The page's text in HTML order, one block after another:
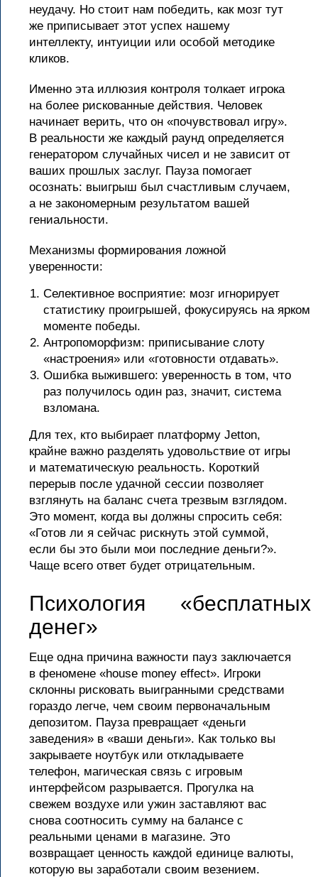
неудачу. Но стоит нам победить, как мозг тут
же приписывает этот успех нашему
интеллекту, интуиции или особой методике
кликов.
Именно эта иллюзия контроля толкает игрока
на более рискованные действия. Человек
начинает верить, что он «почувствовал игру».
В реальности же каждый раунд определяется
генератором случайных чисел и не зависит от
ваших прошлых заслуг. Пауза помогает
осознать: выигрыш был счастливым случаем,
а не закономерным результатом вашей
гениальности.
Механизмы формирования ложной
уверенности:
Селективное восприятие: мозг игнорирует
статистику проигрышей, фокусируясь на ярком
моменте победы.
Антропоморфизм: приписывание слоту
«настроения» или «готовности отдавать».
Ошибка выжившего: уверенность в том, что
раз получилось один раз, значит, система
взломана.
Для тех, кто выбирает платформу Jetton,
крайне важно разделять удовольствие от игры
и математическую реальность. Короткий
перерыв после удачной сессии позволяет
взглянуть на баланс счета трезвым взглядом.
Это момент, когда вы должны спросить себя:
«Готов ли я сейчас рискнуть этой суммой,
если бы это были мои последние деньги?».
Чаще всего ответ будет отрицательным.
Психология «бесплатных
денег»
Еще одна причина важности пауз заключается
в феномене «house money effect». Игроки
склонны рисковать выигранными средствами
гораздо легче, чем своим первоначальным
депозитом. Пауза превращает «деньги
заведения» в «ваши деньги». Как только вы
закрываете ноутбук или откладываете
телефон, магическая связь с игровым
интерфейсом разрывается. Прогулка на
свежем воздухе или ужин заставляют вас
снова соотносить сумму на балансе с
реальными ценами в магазине. Это
возвращает ценность каждой единице валюты,
которую вы заработали своим везением.